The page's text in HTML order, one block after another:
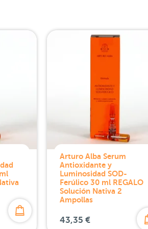
Arturo Alba Serum
Antioxidante y
Luminosidad SOD-
Ferúlico 30 ml REGALO
Solución Nativa 2
Ampollas
43,35 €